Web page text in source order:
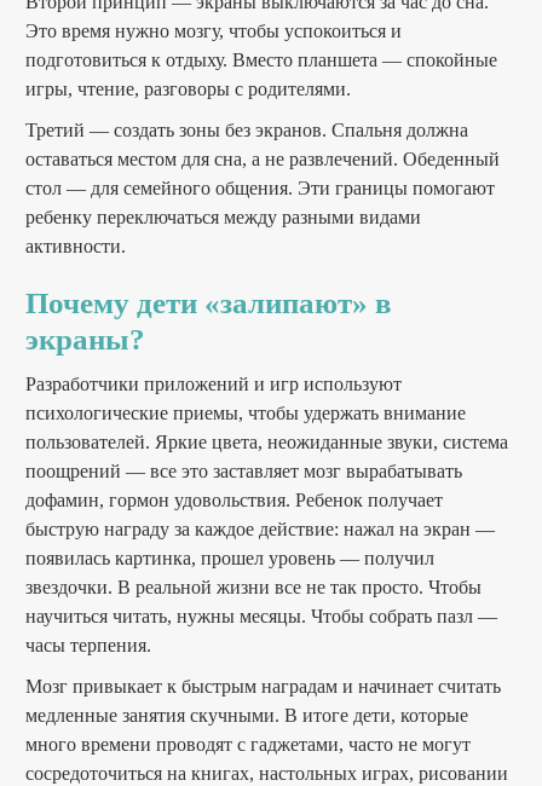
Это время нужно мозгу, чтобы успокоиться и
подготовиться к отдыху. Вместо планшета — спокойные
игры, чтение, разговоры с родителями.
Третий — создать зоны без экранов. Спальня должна
оставаться местом для сна, а не развлечений. Обеденный
стол — для семейного общения. Эти границы помогают
ребенку переключаться между разными видами
активности.
Почему дети «залипают» в
экраны?
Разработчики приложений и игр используют
психологические приемы, чтобы удержать внимание
пользователей. Яркие цвета, неожиданные звуки, система
поощрений — все это заставляет мозг вырабатывать
дофамин, гормон удовольствия. Ребенок получает
быструю награду за каждое действие: нажал на экран —
появилась картинка, прошел уровень — получил
звездочки. В реальной жизни все не так просто. Чтобы
научиться читать, нужны месяцы. Чтобы собрать пазл —
часы терпения.
Мозг привыкает к быстрым наградам и начинает считать
медленные занятия скучными. В итоге дети, которые
много времени проводят с гаджетами, часто не могут
сосредоточиться на книгах, настольных играх, рисовании